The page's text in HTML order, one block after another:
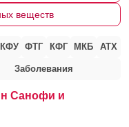
веществ
КФУ ФТГ КФГ МКБ АТХ
Заболевания
Санофи и